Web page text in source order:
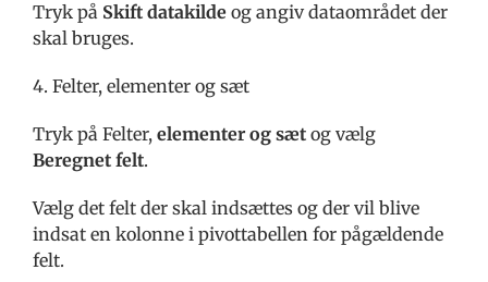
Tryk på Skift datakildeog angiv dataområdet der
skal bruges.
4. Felter, elementer og sæt
Tryk på Felter, elementer og sætog vælg
Beregnet felt.
Vælg det felt der skal indsættes og der vil blive
indsat en kolonne i pivottabellen for pågældende
felt.